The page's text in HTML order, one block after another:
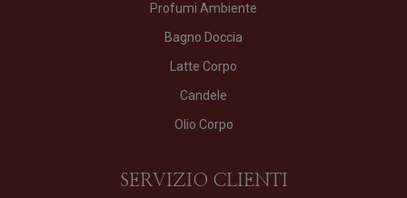
Profumi Ambiente
Bagno Doccia
Latte Corpo
Candele
Olio Corpo
SERVIZIO CLIENTI